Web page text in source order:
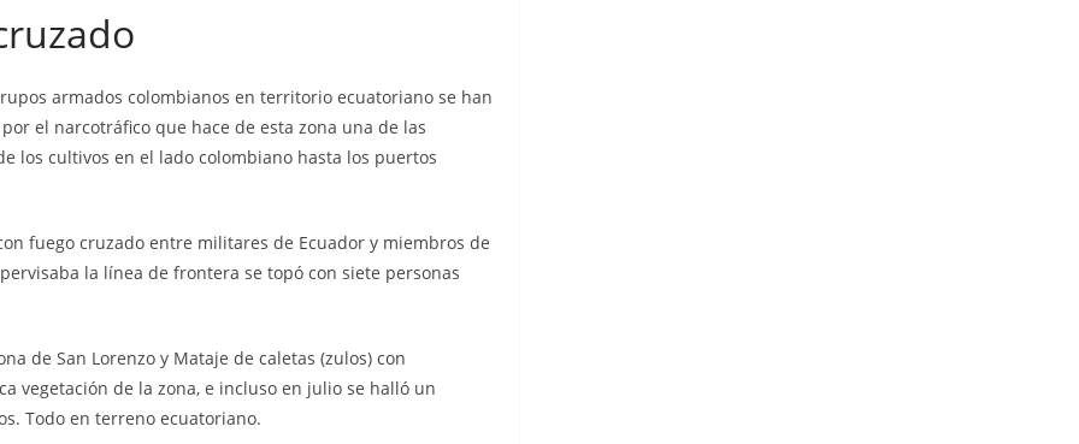
armados colombianos en territorio ecuatoriano se han
el narcotráfico que hace de esta zona una de las
los cultivos en el lado colombiano hasta los puertos
fuego cruzado entre militares de Ecuador y miembros de
la línea de frontera se topó con siete personas
de San Lorenzo y Mataje de caletas (zulos) con
vegetación de la zona, e incluso en julio se halló un
Todo en terreno ecuatoriano.